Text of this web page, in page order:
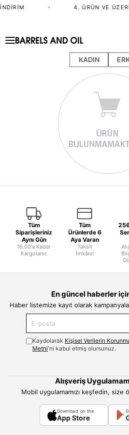
• 4. ÜRÜN VE
KADIN
Tüm
Siparişleriniz
Aynı Gün
16.00'a Kadar
Kargolanır.
Tüm
Ürünlerde 6
Aya Varan
Taksit
İmkânı!
En güncel haberler
Haber listemize kayıt olarak
Kaydolarak Kişisel Verilerin
Metni'ni kabul etmiş olursunuz.
Alışveriş
Mobil uygulamamızı keşfedin, size
Download on the
App Store